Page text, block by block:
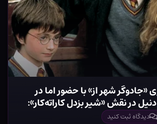
«جادوگر شهر از» با حضور اما در
در نقش «شیر بزدل کاراته‌کار»:
دیدگاه ثبت کنید